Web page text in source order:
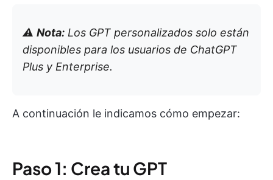
⚠️ Nota: Los GPT personalizados solo están
disponibles para los usuarios de ChatGPT
Plus y Enterprise.
A continuación le indicamos cómo empezar:
Paso 1: Crea tu GPT